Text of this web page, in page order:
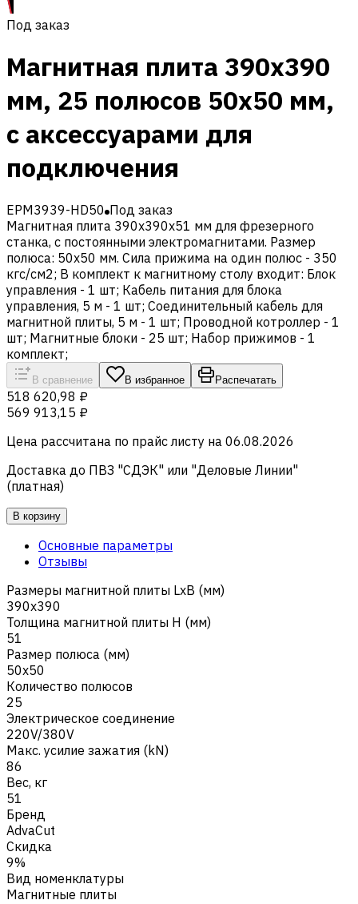
Под заказ
Магнитная плита 390x390
мм, 25 полюсов 50x50 мм,
с аксессуарами для
подключения
EPM3939-HD50 Под заказ
Магнитная плита 390x390x51 мм для фрезерного
станка, с постоянными электромагнитами. Размер
полюса: 50x50 мм. Сила прижима на один полюс - 350
кгс/см2; В комплект к магнитному столу входит: Блок
управления - 1 шт; Кабель питания для блока
управления, 5 м - 1 шт; Соединительный кабель для
магнитной плиты, 5 м - 1 шт; Проводной котроллер - 1
шт; Магнитные блоки - 25 шт; Набор прижимов - 1
комплект;
В сравнение В избранное Распечатать
518 620,98 ₽
569 913,15 ₽
Цена рассчитана по прайс листу на 06.08.2026
Доставка до ПВЗ "СДЭК" или "Деловые Линии"
(платная)
В корзину
Основные параметры
Отзывы
Размеры магнитной плиты LxB (мм)
390x390
Толщина магнитной плиты H (мм)
51
Размер полюса (мм)
50x50
Количество полюсов
25
Электрическое соединение
220V/380V
Макс. усилие зажатия (kN)
86
Вес, кг
51
Бренд
AdvaCut
Скидка
9%
Вид номенклатуры
Магнитные плиты